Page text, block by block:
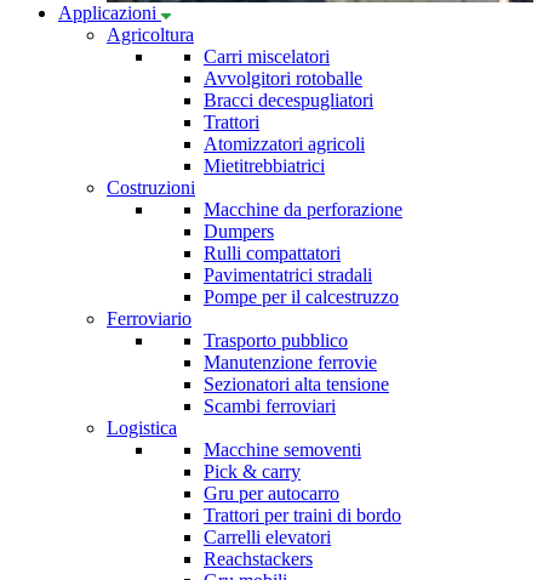
Applicazioni
Agricoltura
Carri miscelatori
Avvolgitori rotoballe
Bracci decespugliatori
Trattori
Atomizzatori agricoli
Mietitrebbiatrici
Costruzioni
Macchine da perforazione
Dumpers
Rulli compattatori
Pavimentatrici stradali
Pompe per il calcestruzzo
Ferroviario
Trasporto pubblico
Manutenzione ferrovie
Sezionatori alta tensione
Scambi ferroviari
Logistica
Macchine semoventi
Pick & carry
Gru per autocarro
Trattori per traini di bordo
Carrelli elevatori
Reachstackers